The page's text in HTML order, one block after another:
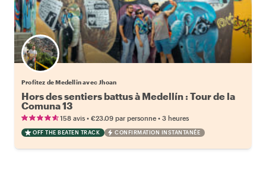
Profitez de Medellin avec Jhoan
Hors des sentiers battus à Medellín : Tour de la
Comuna 13
158 avis • €23.09 par personne • 3 heures
OFF THE BEATEN TRACK CONFIRMATION INSTANTANÉE